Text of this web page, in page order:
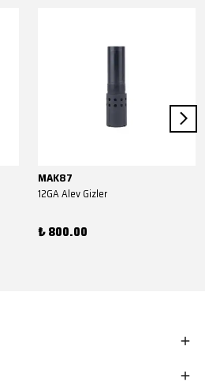
MAK87
12GA Alev Gizler
₺ 800.00